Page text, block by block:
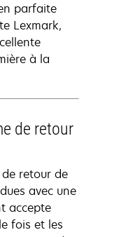
parfaite
Lexmark,
à la
de retour
retour de
avec une
accepte
fois et les